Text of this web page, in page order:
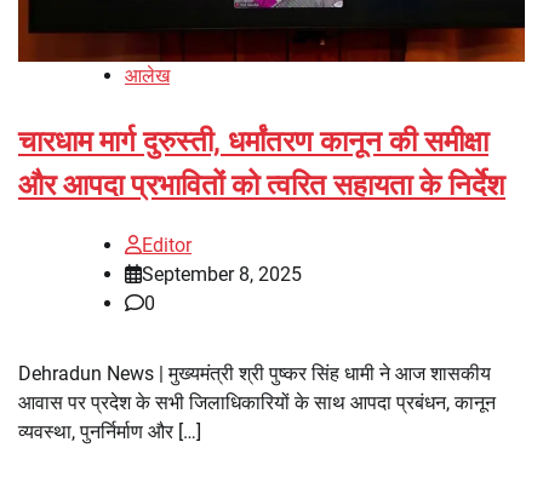
आलेख
चारधाम मार्ग दुरुस्ती, धर्मांतरण कानून की समीक्षा
और आपदा प्रभावितों को त्वरित सहायता के निर्देश
Editor
September 8, 2025
0
Dehradun News | मुख्यमंत्री श्री पुष्कर सिंह धामी ने आज शासकीय
आवास पर प्रदेश के सभी जिलाधिकारियों के साथ आपदा प्रबंधन, कानून
व्यवस्था, पुनर्निर्माण और […]